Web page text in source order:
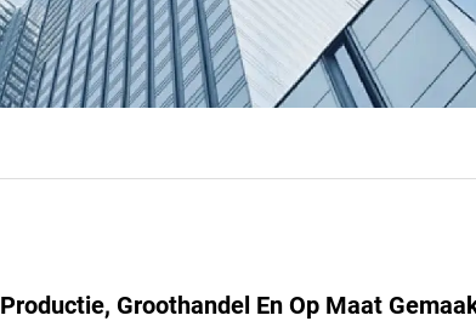
Productie, Groothandel En Op Maat